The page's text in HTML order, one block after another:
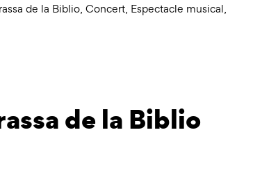
de la Biblio, Concert, Espectacle musical,
de la Biblio